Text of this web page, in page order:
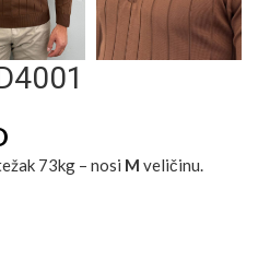
73kg – nosi M veličinu.